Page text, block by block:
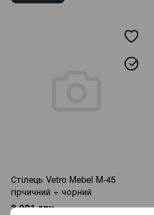
Стілець Vetro Mebel M-45
гірчичний + чорний
3 001 грн